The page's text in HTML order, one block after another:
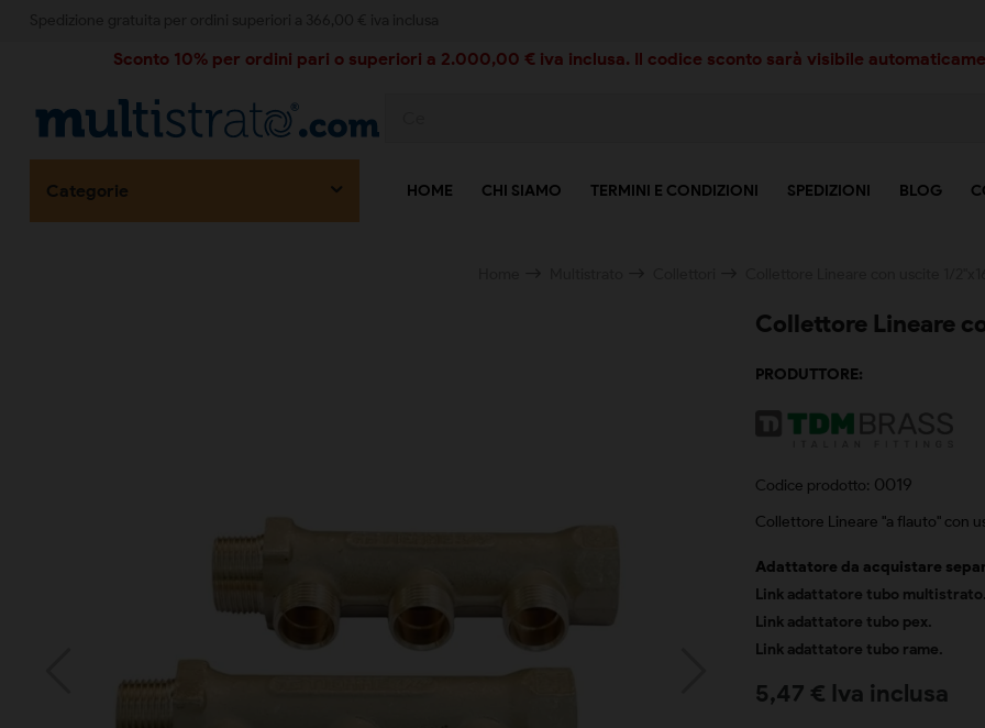
Sconto 10% per ordini pari o superiori a 2.000,00 € iva inclusa. Il codice sconto sarà visibile
Categorie HOME CHI SIAMO TERMINI E CONDIZIONI SPEDIZIONI BLOG
Collettore Lineare
PRODUTTORE:
Codice prodotto: 0019
Collettore Lineare "a flauto" con
Adattatore da acquistare
Link adattatore tubo
Link adattatore tubo pex.
Link adattatore tubo rame.
5,47 € Iva inclusa